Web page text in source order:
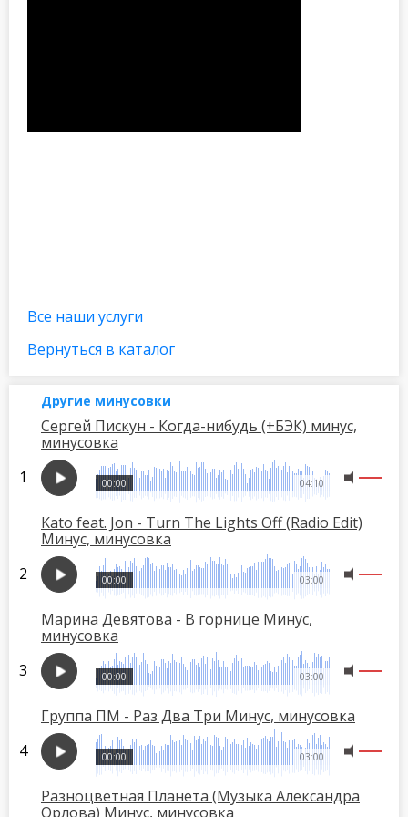
Все наши услуги
Вернуться в каталог
Другие минусовки
Сергей Пискун - Когда-нибудь (+БЭК) минус,
минусовка
04:10
00:00
Kato feat. Jon - Turn The Lights Off (Radio Edit)
Минус, минусовка
03:00
00:00
Марина Девятова - В горнице Минус,
минусовка
03:00
00:00
Группа ПМ - Раз Два Три Минус, минусовка
03:00
00:00
Разноцветная Планета (Музыка Александра
Орлова) Минус, минусовка